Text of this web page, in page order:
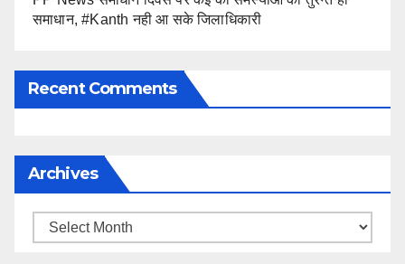
समाधान, #Kanth नही आ सके जिलाधिकारी
Recent Comments
Archives
Archives